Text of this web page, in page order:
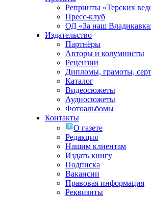
Репринты «Терских
Пресс-клуб
ОД «За наш
Издательство
Партнёры
Авторы и колумнисты
Рецензии
Дипломы, грамоты,
Каталог
Видеосюжеты
Аудиосюжеты
Фотоальбомы
Контакты
О газете
Редакция
Нашим клиентам
Издать книгу
Подписка
Вакансии
Правовая информация
Реквизиты